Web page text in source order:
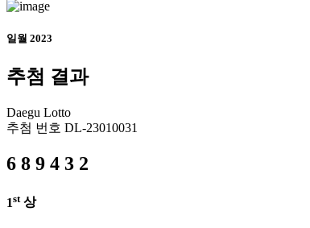
일월 2023
추첨 결과
Daegu Lotto
추첨 번호 DL-23010031
6 8 9 4 3 2
1st상